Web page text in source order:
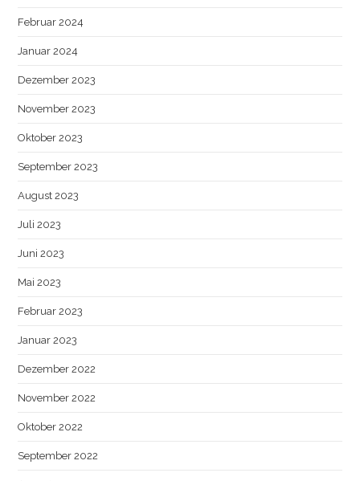
Februar 2024
Januar 2024
Dezember 2023
November 2023
Oktober 2023
September 2023
August 2023
Juli 2023
Juni 2023
Mai 2023
Februar 2023
Januar 2023
Dezember 2022
November 2022
Oktober 2022
September 2022